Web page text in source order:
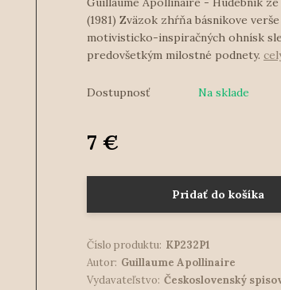
(1981) Zväzok zhŕňa básnikove
motivisticko-inspiračných ohnísk
predovšetkým milostné podnety.
Dostupnosť Na sklade
7 €
Pridať do košíka
Číslo produktu: KP232P1
Autor: Guillaume Apollinaire
Vydavateľstvo: Československý